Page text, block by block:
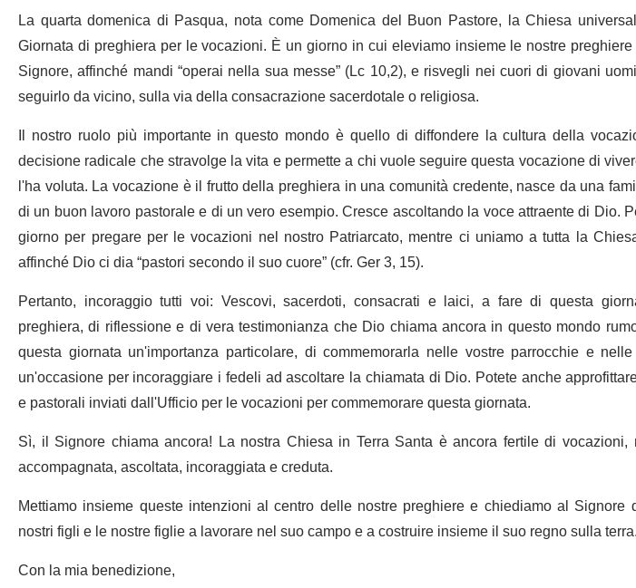
La quarta domenica di Pasqua, nota come Domenica del Buon Pastore, la Chiesa
Giornata di preghiera per le vocazioni. È un giorno in cui eleviamo insieme le nostre
Signore, affinché mandi “operai nella sua messe” (Lc 10,2), e risvegli nei cuori di giovani
seguirlo da vicino, sulla via della consacrazione sacerdotale o religiosa.
Il nostro ruolo più importante in questo mondo è quello di diffondere la cultura della
decisione radicale che stravolge la vita e permette a chi vuole seguire questa vocazione di
l'ha voluta. La vocazione è il frutto della preghiera in una comunità credente, nasce da una
di un buon lavoro pastorale e di un vero esempio. Cresce ascoltando la voce attraente di Dio.
giorno per pregare per le vocazioni nel nostro Patriarcato, mentre ci uniamo a tutta la
affinché Dio ci dia “pastori secondo il suo cuore” (cfr. Ger 3, 15).
Pertanto, incoraggio tutti voi: Vescovi, sacerdoti, consacrati e laici, a fare di questa
preghiera, di riflessione e di vera testimonianza che Dio chiama ancora in questo mondo
questa giornata un'importanza particolare, di commemorarla nelle vostre parrocchie e
un'occasione per incoraggiare i fedeli ad ascoltare la chiamata di Dio. Potete anche
e pastorali inviati dall'Ufficio per le vocazioni per commemorare questa giornata.
Sì, il Signore chiama ancora! La nostra Chiesa in Terra Santa è ancora fertile di
accompagnata, ascoltata, incoraggiata e creduta.
Mettiamo insieme queste intenzioni al centro delle nostre preghiere e chiediamo al
nostri figli e le nostre figlie a lavorare nel suo campo e a costruire insieme il suo regno sulla terra.
Con la mia benedizione,